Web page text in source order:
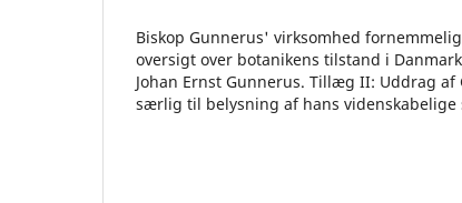
Biskop Gunnerus' virksomhed
oversigt over botanikens tilstand i
Johan Ernst Gunnerus. Tillæg II: Uddrag
særlig til belysning af hans videnskabelige